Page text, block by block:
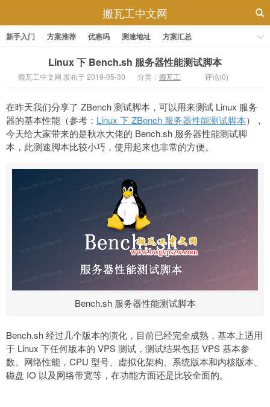
搬瓦工中文网
新手入门 方案推荐 优惠码 测速地址 方案汇总
Linux 下 Bench.sh 服务器性能测试脚本
搬瓦工中文网 发布于 2019-05-30 分类： 搬瓦工 评论(0)
在昨天我们分享了 ZBench 测试脚本，可以用来测试 Linux 服务
器的基本性能（参考： Linux 下 ZBench 服务器性能测试脚本），
今天给大家带来的是秋水大佬的 Bench.sh 服务器性能测试脚
本，此测速脚本比较小巧，使用起来也非常的方便。
Bench.sh 服务器性能测试脚本
Bench.sh 经过几个版本的演化，目前已经完全成熟，基本上适用
于 Linux 下任何版本的 VPS 测试，测试结果包括 VPS 基本参
数、网络性能，CPU 型号、虚拟化架构、系统版本和内核版本、
磁盘 IO 以及网络带宽等，在功能方面还是比较全面的。